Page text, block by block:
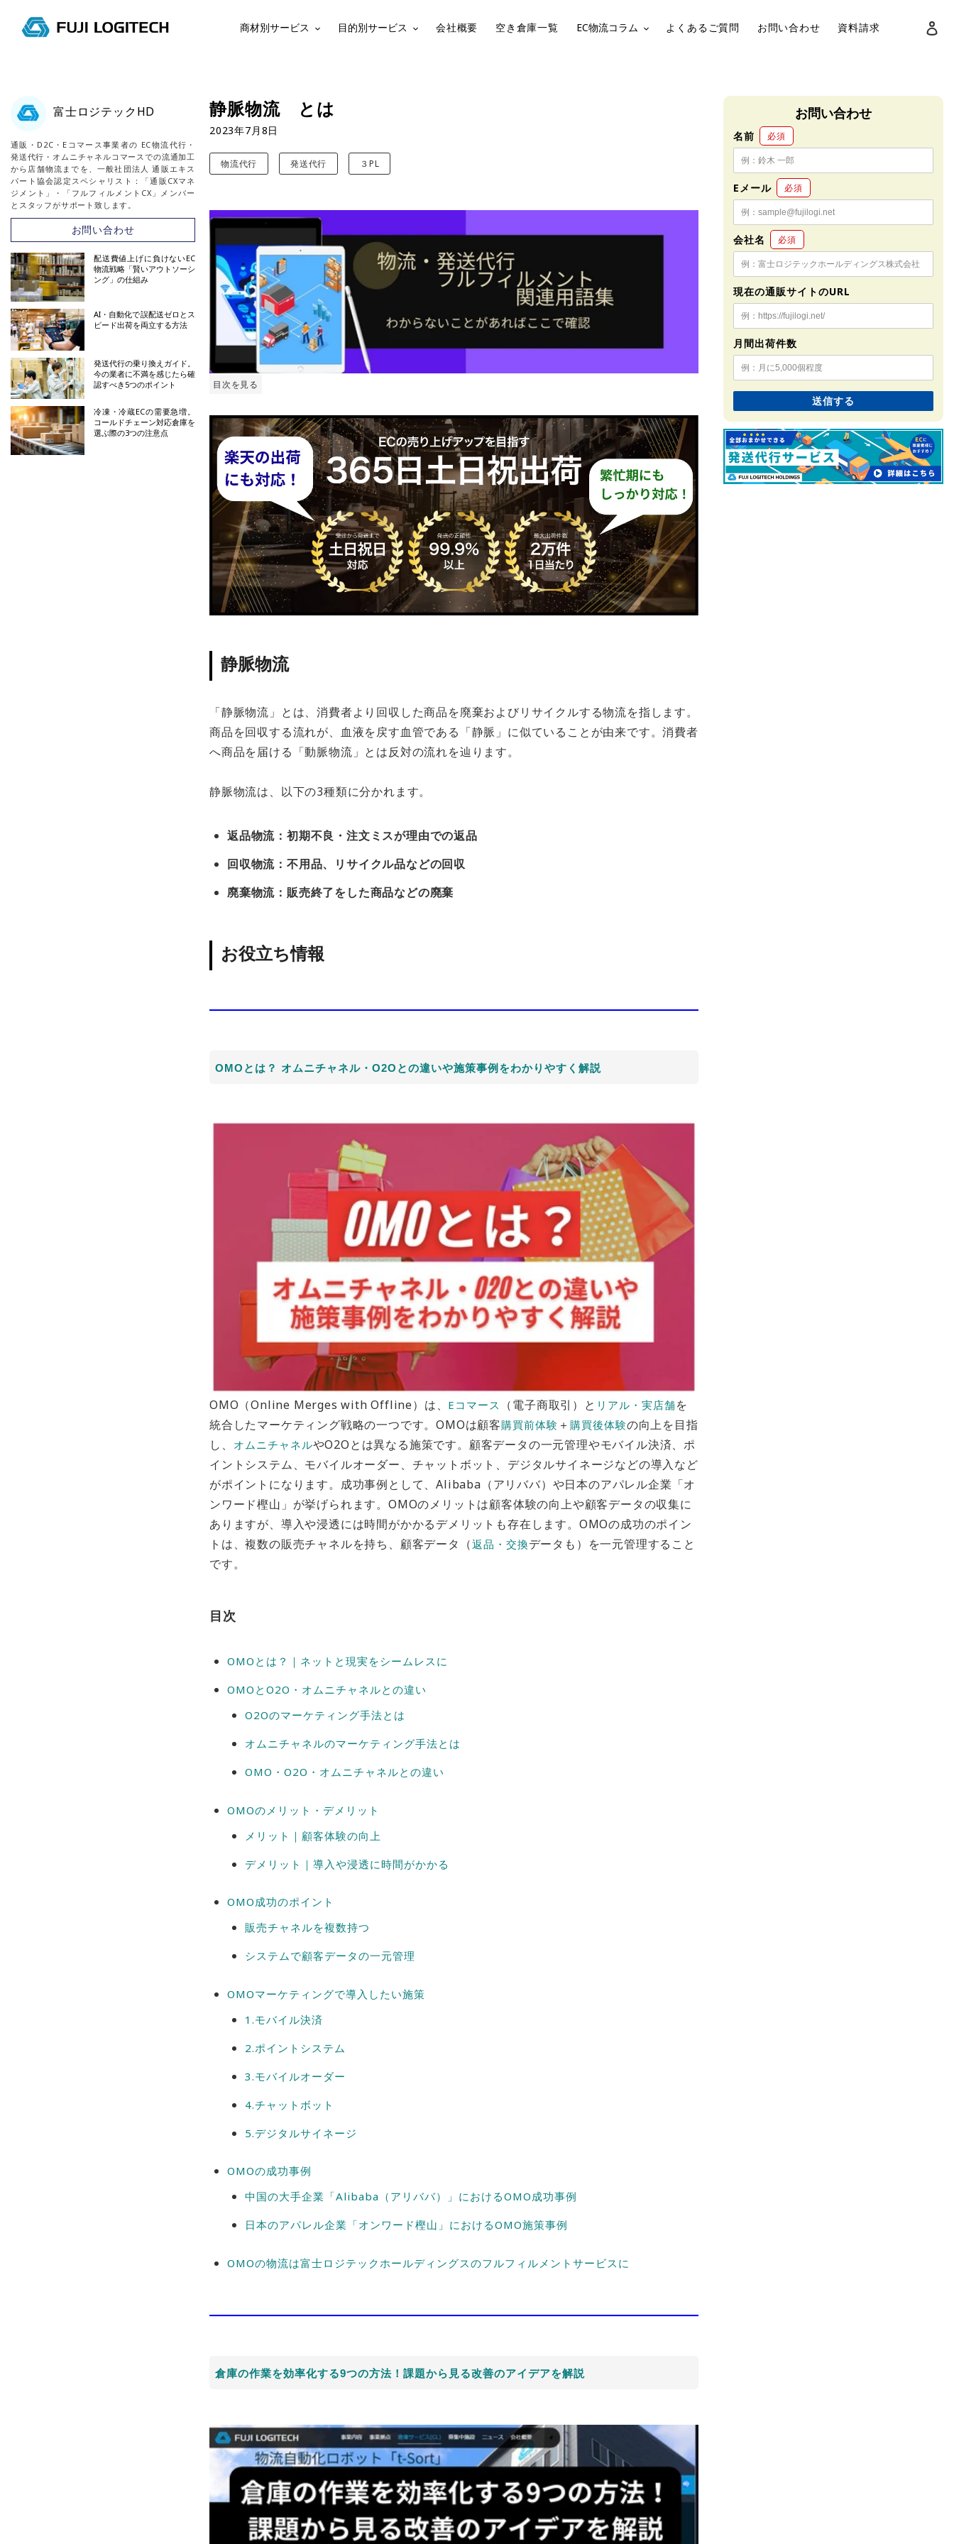
に
ス
キ
す
る
商材別サービス 目的別サービス 会社概要 空き倉庫一覧 EC物流コラム よくあるご質問 お問い合わせ 資料請求
検索
富士ロジテックHD
通販・D2C・Eコマース事業者の EC物流代行・
発送代行・オムニチャネルコマースでの流通加工
から店舗物流までを、一般社団法人 通販エキス
パート協会認定スペシャリスト：「通販CXマネ
ジメント」・「フルフィルメントCX」メンバー
とスタッフがサポート致します。
お問い合わせ
配送費値上げに負けないEC
物流戦略「賢いアウトソーシ
ング」の仕組み
AI・自動化で誤配送ゼロとス
ピード出荷を両立する方法
発送代行の乗り換えガイド。
今の業者に不満を感じたら確
認すべき5つのポイント
冷凍・冷蔵ECの需要急増。
コールドチェーン対応倉庫を
選ぶ際の3つの注意点
静脈物流 とは
2023年7月8日
物流代行 発送代行 ３PL
目次を見る
静脈物流
「静脈物流」とは、消費者より回収した商品を廃棄およびリサイクルする物流を指します。
商品を回収する流れが、血液を戻す血管である「静脈」に似ていることが由来です。消費者
へ商品を届ける「動脈物流」とは反対の流れを辿ります。
静脈物流は、以下の3種類に分かれます。
返品物流：初期不良・注文ミスが理由での返品
回収物流：不用品、リサイクル品などの回収
廃棄物流：販売終了をした商品などの廃棄
お役立ち情報
OMOとは？ オムニチャネル・O2Oとの違いや施策事例をわかりやすく解説
OMO（Online Merges with Offline）は、 Eコマース （電子商取引）と リアル・実店舗を
統合したマーケティング戦略の一つです。OMOは顧客購買前体験 ＋ 購買後体験の向上を目指
し、
オムニチャネルやO2Oとは異なる施策です。顧客データの一元管理やモバイル決済、ポ
イントシステム、モバイルオーダー、チャットボット、デジタルサイネージなどの導入など
がポイントになります。成功事例として、Alibaba（アリババ）や日本のアパレル企業「オ
ンワード樫山」が挙げられます。OMOのメリットは顧客体験の向上や顧客データの収集に
ありますが、導入や浸透には時間がかかるデメリットも存在します。OMOの成功のポイン
トは、複数の販売チャネルを持ち、顧客データ（返品・交換データも）を一元管理すること
です。
目次
OMOとは？｜ネットと現実をシームレスに
OMOとO2O・オムニチャネルとの違い
O2Oのマーケティング手法とは
オムニチャネルのマーケティング手法とは
OMO・O2O・オムニチャネルとの違い
OMOのメリット・デメリット
メリット｜顧客体験の向上
デメリット｜導入や浸透に時間がかかる
OMO成功のポイント
販売チャネルを複数持つ
システムで顧客データの一元管理
OMOマーケティングで導入したい施策
1.モバイル決済
2.ポイントシステム
3.モバイルオーダー
4.チャットボット
5.デジタルサイネージ
OMOの成功事例
中国の大手企業「Alibaba（アリババ）」におけるOMO成功事例
日本のアパレル企業「オンワード樫山」におけるOMO施策事例
OMOの物流は富士ロジテックホールディングスのフルフィルメントサービスに
倉庫の作業を効率化する9つの方法！課題から見る改善のアイデアを解説
お問い合わせ
名前 必須
Eメール 必須
会社名 必須
現在の通販サイトのURL
月間出荷件数